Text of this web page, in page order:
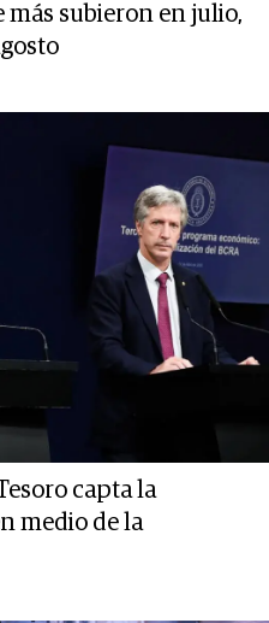
más subieron en julio,
capta la
medio de la